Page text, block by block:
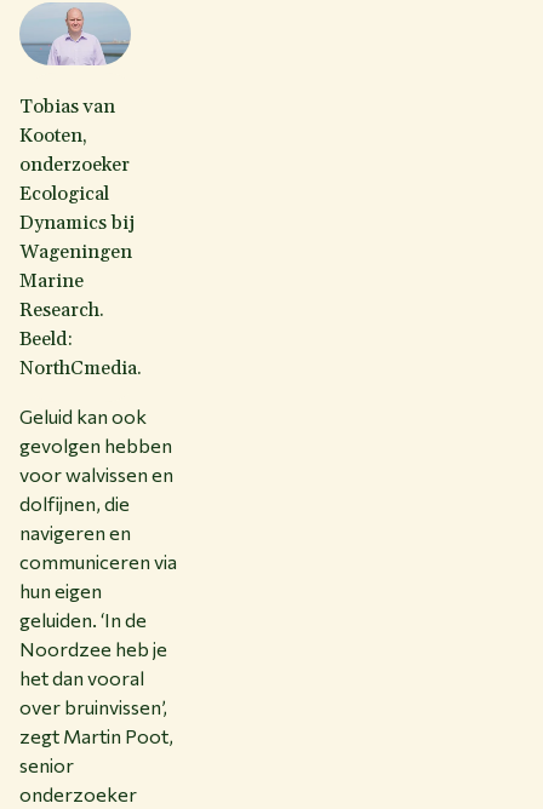
Tobias van
Kooten,
onderzoeker
Ecological
Dynamics bij
Wageningen
Marine
Research.
Beeld:
NorthCmedia.
Geluid kan ook
gevolgen hebben
voor walvissen en
dolfijnen, die
navigeren en
communiceren via
hun eigen
geluiden. ‘In de
Noordzee heb je
het dan vooral
over bruinvissen’,
zegt Martin Poot,
senior
onderzoeker